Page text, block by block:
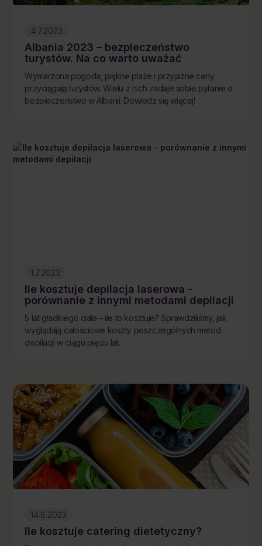
4.7.2023
Albania 2023 – bezpieczeństwo
turystów. Na co warto uważać
Wymarzona pogoda, piękne plaże i przyjazne ceny
przyciągają turystów. Wielu z nich zadaje sobie pytanie o
bezpieczeństwo w Albanii. Dowiedz się więcej!
1.7.2023
Ile kosztuje depilacja laserowa -
porównanie z innymi metodami depilacji
5 lat gładkiego ciała – ile to kosztuje? Sprawdziliśmy, jak
wyglądają całościowe koszty poszczególnych metod
depilacji w ciągu pięciu lat.
14.6.2023
Ile kosztuje catering dietetyczny?